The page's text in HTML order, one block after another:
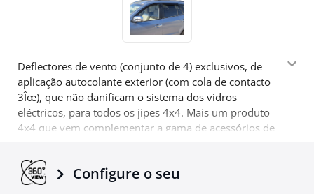
Deflectores de vento (conjunto de 4) exclusivos, de
aplicação autocolante exterior (com cola de contacto
3Îœ), que não danificam o sistema dos vidros
eléctricos, para todos os jipes 4x4. Mais um produto
4x4 que vem complementar a gama de acessórios de
Configure o seu